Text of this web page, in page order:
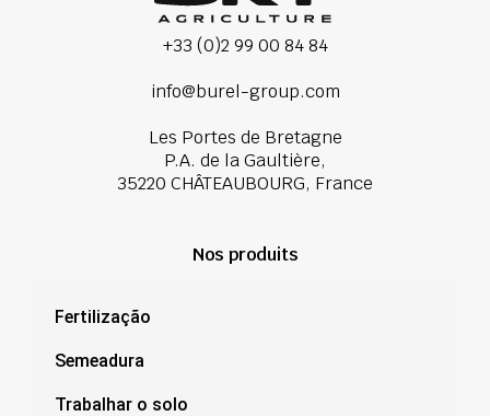
+33 (0)2 99 00 84 84
info@burel-group.com
Les Portes de Bretagne
P.A. de la Gaultière,
35220 CHÂTEAUBOURG, France
Nos produits
Fertilização
Semeadura
Trabalhar o solo